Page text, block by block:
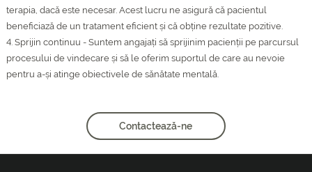
terapia, dacă este necesar. Acest lucru ne asigură că pacientul
beneficiază de un tratament eficient și că obține rezultate pozitive.
4. Sprijin continuu - Suntem angajați să sprijinim pacienții pe parcursul
procesului de vindecare și să le oferim suportul de care au nevoie
pentru a-și atinge obiectivele de sănătate mentală.
Contactează-ne